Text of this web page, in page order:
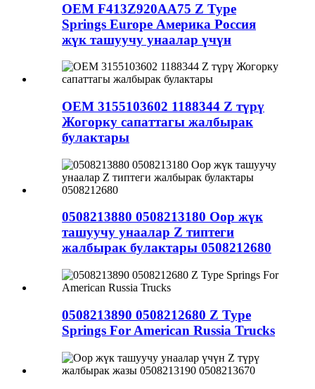
OEM F413Z920AA75 Z Type
Springs Europe Америка Россия
жүк ташуучу унаалар үчүн
OEM 3155103602 1188344 Z түрү
Жогорку сапаттагы жалбырак
булактары
0508213880 0508213180 Оор жүк
ташуучу унаалар Z типтеги
жалбырак булактары 0508212680
0508213890 0508212680 Z Type
Springs For American Russia Trucks